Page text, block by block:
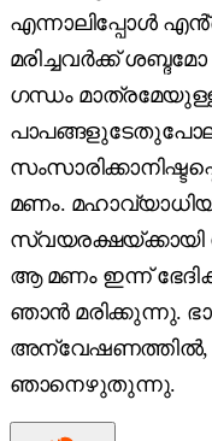
എന്നാലിപ്പോൾ
മരിച്ചവർക്ക്
ഗന്ധം
മണം.
സ്വയരക്ഷയ്ക്കായി
ആ മണം ഇന്ന്
ഞാൻ മരിക്കുന്നു.
അന്വേഷണത്തിൽ,
ഞാനെഴുതുന്നു.